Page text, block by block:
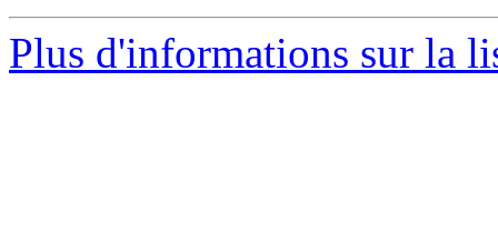
Plus d'informations sur la